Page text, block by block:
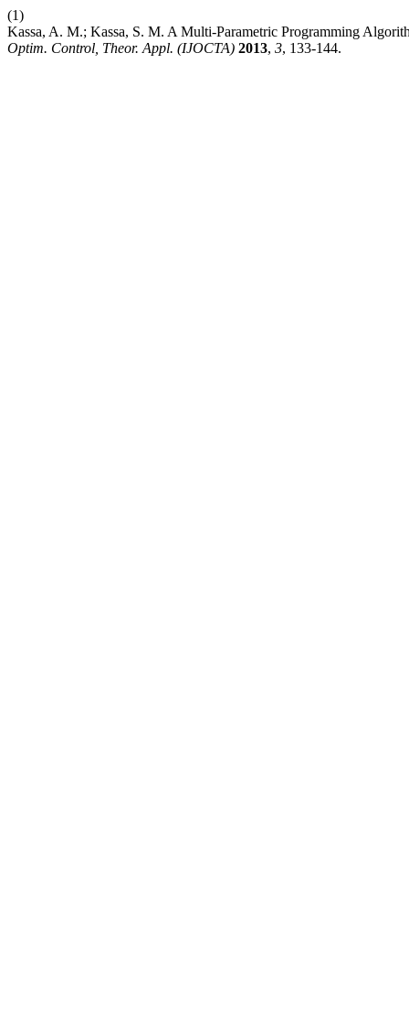
(1)
Kassa, A. M.; Kassa, S. M. A Multi-Parametric Programming
Optim. Control, Theor. Appl. (IJOCTA) 2013, 3, 133-144.